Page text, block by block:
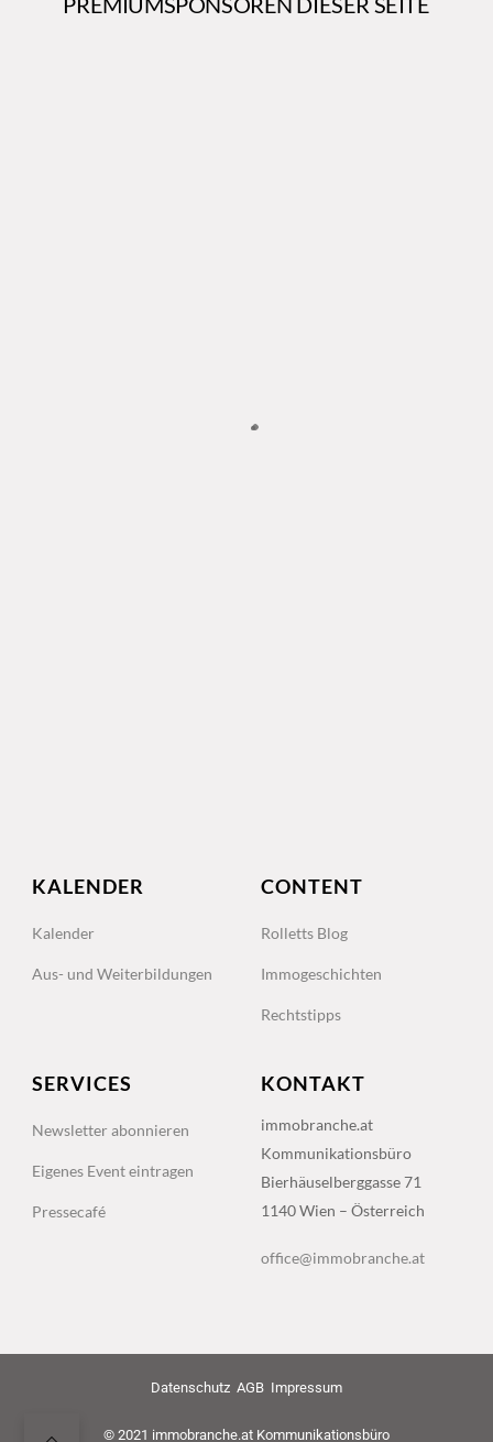
KALENDER
Kalender
Aus- und Weiterbildungen
CONTENT
Rolletts Blog
Immogeschichten
Rechtstipps
SERVICES
Newsletter abonnieren
Eigenes Event eintragen
Pressecafé
KONTAKT
immobranche.at
Kommunikationsbüro
Bierhäuselberggasse 71
1140 Wien – Österreich
office@immobranche.at
Datenschutz AGB Impressum
© 2021 immobranche.at Kommunikationsbüro